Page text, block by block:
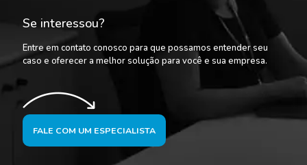
Se interessou?
Entre em contato conosco para que possamos entender seu
caso e oferecer a melhor solução para você e sua empresa.
FALE COM UM ESPECIALISTA